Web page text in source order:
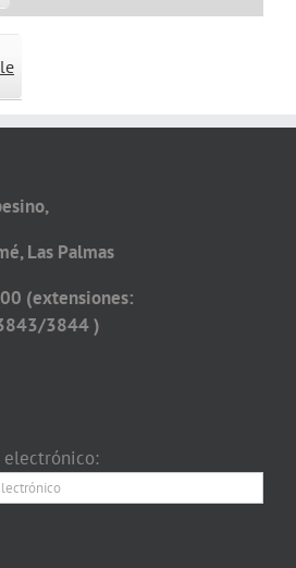
Las Palmas
(extensiones:
3844 )